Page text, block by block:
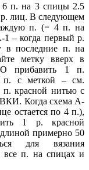
6 п. на 3 спицы 2.5
р. лиц. В следующем
п. (= 4 п. на
– когда первый р.
в последние п. на
метку вверх в
прибавить 1 п.
п. с меткой – см.
красной нитью с
Когда схема A-
остается по 4 п.),
1 р. красной
примерно 50
для вязания
все п. на спицах и